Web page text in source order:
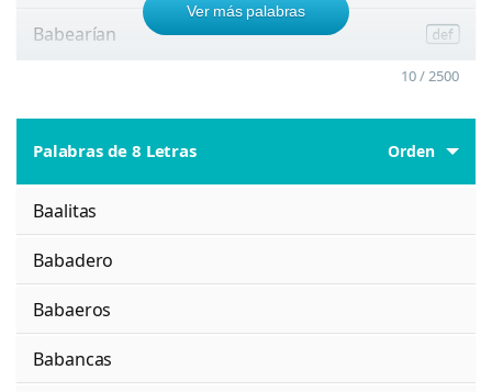
Babearían
Ver más palabras
10 / 2500
Palabras de 8 Letras Orden
Baalitas
Babadero
Babaeros
Babancas